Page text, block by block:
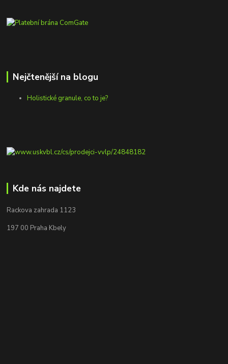
Nejčtenější na blogu
Holistické granule, co to je?
Kde nás najdete
Rackova zahrada 1123
197 00 Praha Kbely